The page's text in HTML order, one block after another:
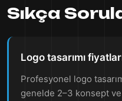
Sıkça
Logo tasarımı
Profesyonel logo
genelde 2–3 konsept